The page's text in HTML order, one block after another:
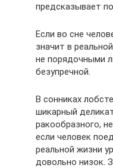
предсказывает
Если во сне
значит в
не порядочными
безупречной.
В сонниках
шикарный
ракообразного,
если человек
реальной жизни
довольно низок.